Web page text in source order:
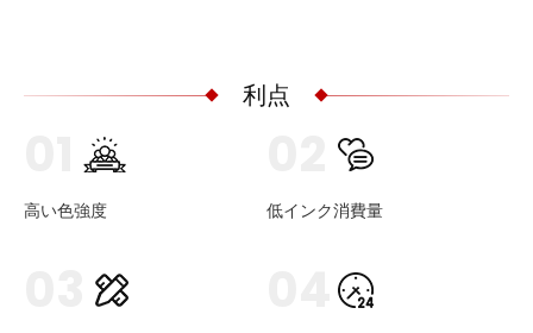
利点
高い色強度 低インク消費量